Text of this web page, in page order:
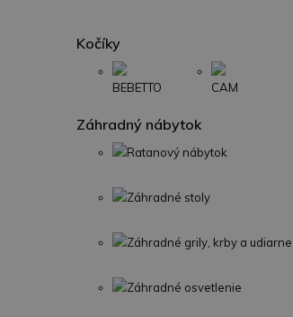
Kočíky
BEBETTO CAM
Záhradný nábytok
Ratanový nábytok
Záhradné stoly
Záhradné grily, krby a udiarne
Záhradné osvetlenie